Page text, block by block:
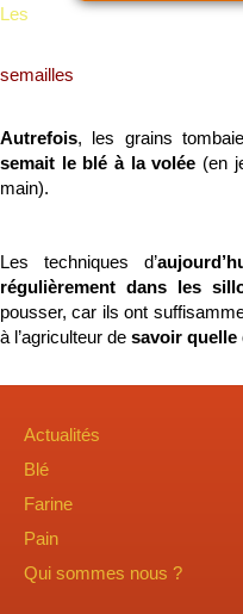
Les
semailles
Autrefois, les grains
semait le blé à la volée (en
main).
Les techniques d’
régulièrement dans les
pousser, car ils ont
à l’agriculteur de savoir quelle
Actualités
Blé
Farine
Pain
Qui sommes nous ?